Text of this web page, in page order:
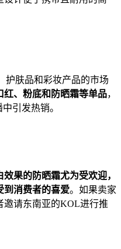
护肤品和彩妆产品的市场
红、粉底和防晒霜等单品，
引发热销。
果的防晒霜尤为受欢迎，
到消费者的喜爱。如果卖家
邀请东南亚的KOL进行推